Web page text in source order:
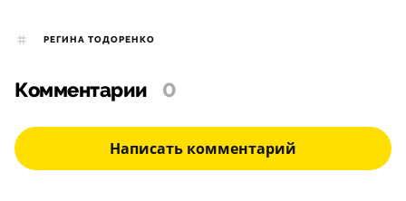
РЕГИНА ТОДОРЕНКО
Комментарии 0
Написать комментарий